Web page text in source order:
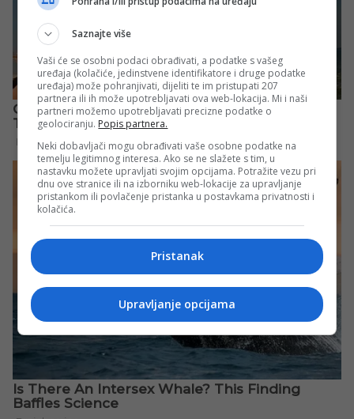
Saznajte više
Vaši će se osobni podaci obrađivati, a podatke s vašeg
uređaja (kolačiće, jedinstvene identifikatore i druge podatke
uređaja) može pohranjivati, dijeliti te im pristupati 207
partnera ili ih može upotrebljavati ova web-lokacija. Mi i naši
partneri možemo upotrebljavati precizne podatke o
geolociranju. Popis partnera.
Neki dobavljači mogu obrađivati vaše osobne podatke na
temelju legitimnog interesa. Ako se ne slažete s tim, u
nastavku možete upravljati svojim opcijama. Potražite vezu pri
dnu ove stranice ili na izborniku web-lokacije za upravljanje
pristankom ili povlačenje pristanka u postavkama privatnosti i
kolačića.
Pristanak
Upravljanje opcijama